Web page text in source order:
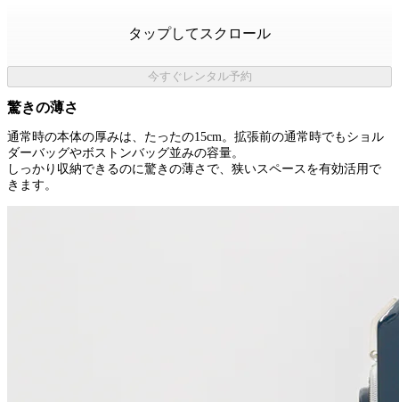
タップしてスクロール
今すぐレンタル予約
驚きの薄さ
通常時の本体の厚みは、たったの15cm。拡張前の通常時でもショル
ダーバッグやボストンバッグ並みの容量。
しっかり収納できるのに驚きの薄さで、狭いスペースを有効活用で
きます。